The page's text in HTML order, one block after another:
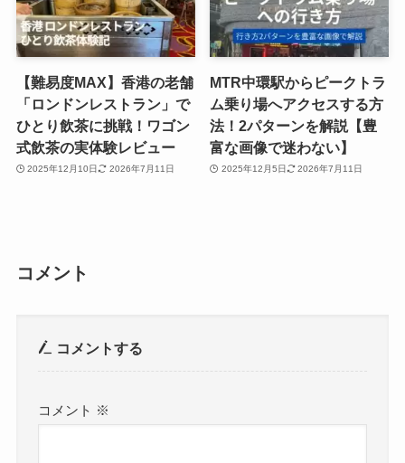
【難易度MAX】香港の老舗
「ロンドンレストラン」で
ひとり飲茶に挑戦！ワゴン
式飲茶の実体験レビュー
2025年12月10日 2026年7月11日
MTR中環駅からピークトラ
ム乗り場へアクセスする方
法！2パターンを解説【豊
富な画像で迷わない】
2025年12月5日 2026年7月11日
コメント
コメントする
コメント ※